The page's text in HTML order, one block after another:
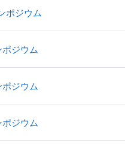
ポジウム
ジウム
ジウム
ジウム